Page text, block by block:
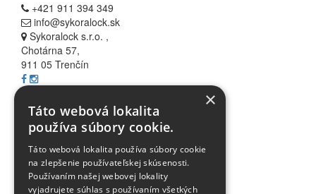
+421 911 394 349
info@sykoralock.sk
Sykoralock s.r.o. ,
Chotárna 57,
911 05 Trenčín
Informácie
Všetko o nákupe
Akcie
Blog
FAQ
×
Táto webová lokalita
používa súbory cookie.
Táto webová lokalita používa súbory cookie
na zlepšenie používateľskej skúsenosti.
Používaním našej webovej lokality
vyjadrujete súhlas s používaním všetkých